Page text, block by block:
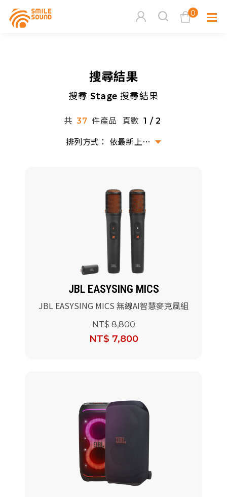
0
請選擇商品分類
搜尋
搜尋結果
搜尋 Stage 搜尋結果
共 37 件產品 頁數 1 / 2
依最新上架排序
JBL EASYSING MICS
JBL EASYSING MICS 無線AI智慧麥克風組
NT$ 8,800
NT$ 7,800